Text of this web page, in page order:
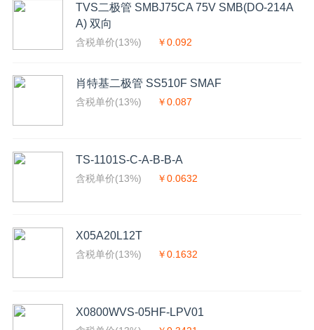
TVS二极管 SMBJ75CA 75V SMB(DO-214A
A) 双向
含税单价(13%) ￥0.092
肖特基二极管 SS510F SMAF
含税单价(13%) ￥0.087
TS-1101S-C-A-B-B-A
含税单价(13%) ￥0.0632
X05A20L12T
含税单价(13%) ￥0.1632
X0800WVS-05HF-LPV01